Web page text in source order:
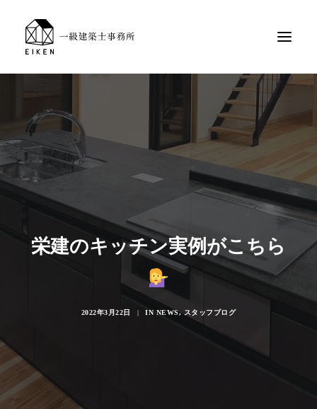
栄建のキッチン実例がこちら
2022年3月22日 | IN NEWS, スタッフブログ